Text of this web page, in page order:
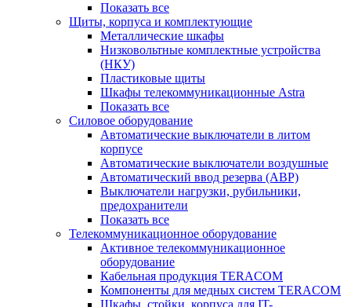
Показать все
Щиты, корпуса и комплектующие
Металлические шкафы
Низковольтные комплектные устройства
(НКУ)
Пластиковые щиты
Шкафы телекоммуникационные Astra
Показать все
Силовое оборудование
Автоматические выключатели в литом
корпусе
Автоматические выключатели воздушные
Автоматический ввод резерва (АВР)
Выключатели нагрузки, рубильники,
предохранители
Показать все
Телекоммуникационное оборудование
Активное телекоммуникационное
оборудование
Кабельная продукция TERACOM
Компоненты для медных систем TERACOM
Шкафы, стойки, корпуса для IT-